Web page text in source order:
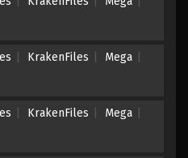
KrakenFiles
Mega
KrakenFiles
Mega